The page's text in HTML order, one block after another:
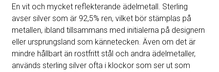
En vit och mycket reflekterande ädelmetall. Sterling
avser silver som är 92,5% ren, vilket bör stämplas på
metallen, ibland tillsammans med initialerna på designern
eller ursprungsland som kännetecken. Även om det är
mindre hållbart än rostfritt stål och andra ädelmetaller,
används sterling silver ofta i klockor som ser ut som